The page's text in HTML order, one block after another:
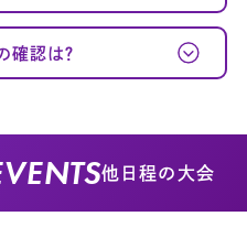
確認は？
他日程の大会